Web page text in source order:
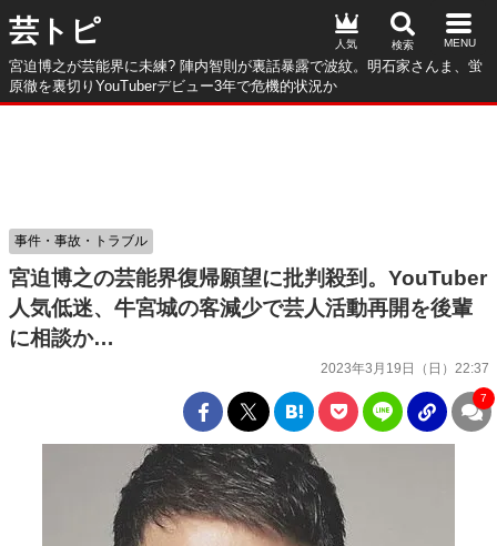
芸トピ
宮迫博之が芸能界に未練? 陣内智則が裏話暴露で波紋。明石家さんま、蛍
原徹を裏切りYouTuberデビュー3年で危機的状況か
人気
宮迫博之の芸能界復帰願望に批判殺到。YouTuber
人気低迷、牛宮城の客減少で芸人活動再開を後輩
に相談か…
2023年3月19日（日）22:37
事件・事故・トラブル
7